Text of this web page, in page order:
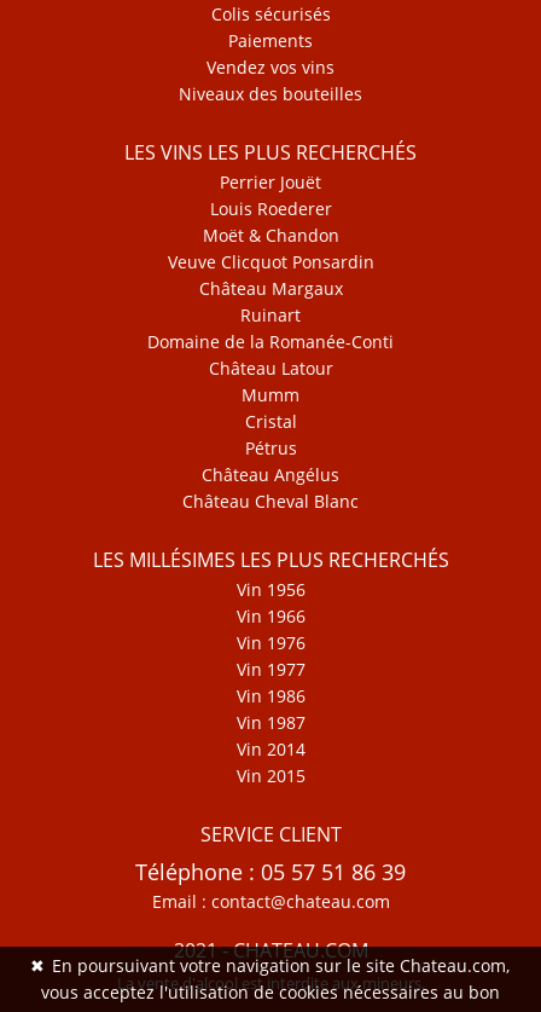
Colis sécurisés
Paiements
Vendez vos vins
Niveaux des bouteilles
LES VINS LES PLUS RECHERCHÉS
Perrier Jouët
Louis Roederer
Moët & Chandon
Veuve Clicquot Ponsardin
Château Margaux
Ruinart
Domaine de la Romanée-Conti
Château Latour
Mumm
Cristal
Pétrus
Château Angélus
Château Cheval Blanc
LES MILLÉSIMES LES PLUS RECHERCHÉS
Vin 1956
Vin 1966
Vin 1976
Vin 1977
Vin 1986
Vin 1987
Vin 2014
Vin 2015
SERVICE CLIENT
Téléphone : 05 57 51 86 39
Email : contact@chateau.com
2021 - CHATEAU.COM
La vente d'alcool est interdite aux mineurs.
✖ En poursuivant votre navigation sur le site Chateau.com,
vous acceptez l'utilisation de cookies nécessaires au bon